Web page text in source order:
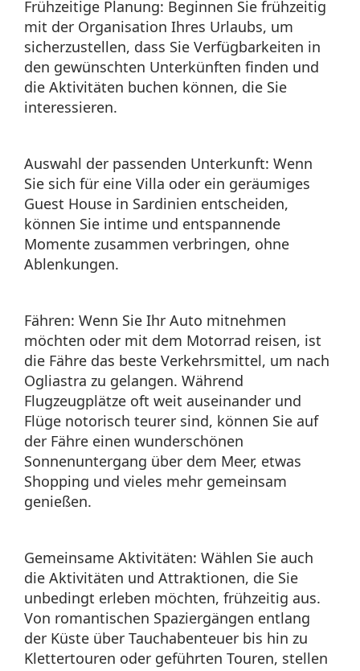
Frühzeitige Planung: Beginnen Sie frühzeitig
mit der Organisation Ihres Urlaubs, um
sicherzustellen, dass Sie Verfügbarkeiten in
den gewünschten Unterkünften finden und
die Aktivitäten buchen können, die Sie
interessieren.
Auswahl der passenden Unterkunft: Wenn
Sie sich für eine Villa oder ein geräumiges
Guest House in Sardinien entscheiden,
können Sie intime und entspannende
Momente zusammen verbringen, ohne
Ablenkungen.
Fähren: Wenn Sie Ihr Auto mitnehmen
möchten oder mit dem Motorrad reisen, ist
die Fähre das beste Verkehrsmittel, um nach
Ogliastra zu gelangen. Während
Flugzeugplätze oft weit auseinander und
Flüge notorisch teurer sind, können Sie auf
der Fähre einen wunderschönen
Sonnenuntergang über dem Meer, etwas
Shopping und vieles mehr gemeinsam
genießen.
Gemeinsame Aktivitäten: Wählen Sie auch
die Aktivitäten und Attraktionen, die Sie
unbedingt erleben möchten, frühzeitig aus.
Von romantischen Spaziergängen entlang
der Küste über Tauchabenteuer bis hin zu
Klettertouren oder geführten Touren, stellen